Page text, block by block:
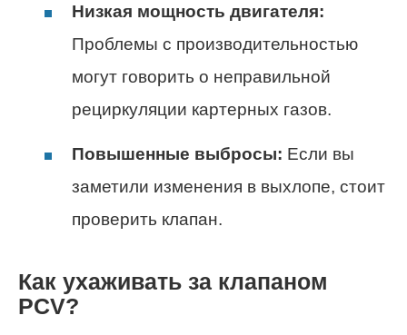
Низкая мощность двигателя:
Проблемы с производительностью
могут говорить о неправильной
рециркуляции картерных газов.
Повышенные выбросы: Если вы
заметили изменения в выхлопе, стоит
проверить клапан.
Как ухаживать за клапаном
PCV?